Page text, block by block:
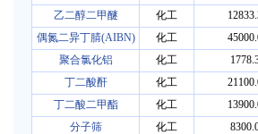
乙二醇二甲醚
化工
偶氮二异丁腈(AIBN)
化工
聚合氯化铝
化工
丁二酸酐
化工
丁二酸二甲酯
化工
分子筛
化工